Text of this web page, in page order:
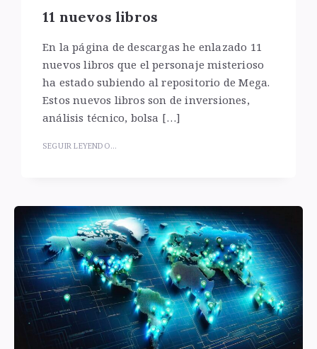
11 nuevos libros
En la página de descargas he enlazado 11
nuevos libros que el personaje misterioso
ha estado subiendo al repositorio de Mega.
Estos nuevos libros son de inversiones,
análisis técnico, bolsa […]
SEGUIR LEYENDO...